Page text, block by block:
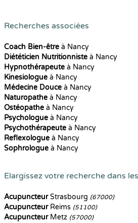
Recherches associées
Coach Bien-être à Nancy
Diététicien Nutritionniste à Nancy
Hypnothérapeute à Nancy
Kinesiologue à Nancy
Médecine Douce à Nancy
Naturopathe à Nancy
Ostéopathe à Nancy
Psychologue à Nancy
Psychothérapeute à Nancy
Reflexologue à Nancy
Sophrologue à Nancy
Elargissez votre recherche dans
AcupuncteurStrasbourg (67000)
AcupuncteurReims (51100)
AcupuncteurMetz (57000)